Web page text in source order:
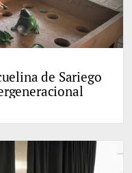
de Sariego